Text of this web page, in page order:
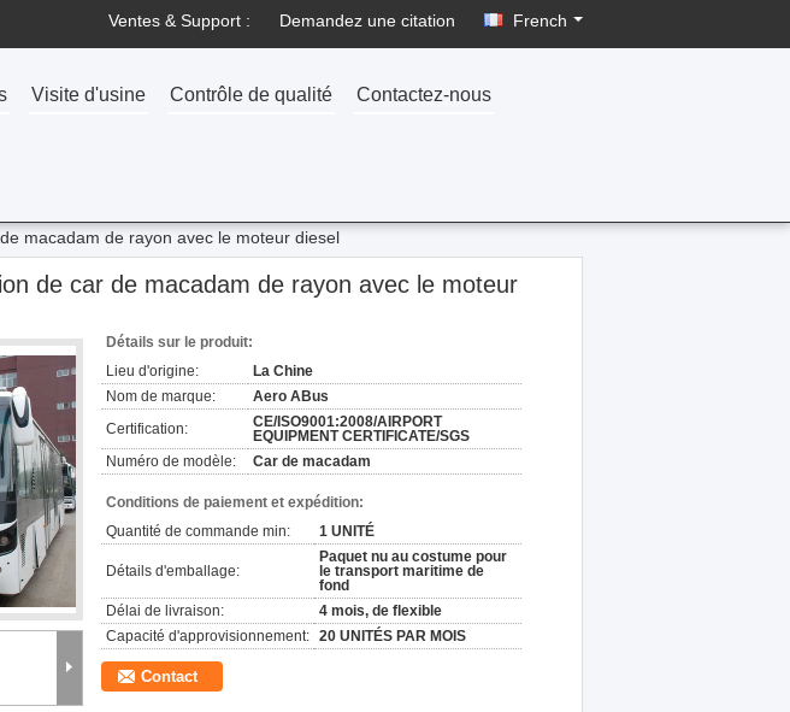
Ventes & Support : Demandez une citation French
Visite d'usine Contrôle de qualité Contactez-nous
macadam de rayon avec le moteur diesel
de car de macadam de rayon avec le moteur
Détails sur le produit:
Lieu d'origine:
La Chine
Nom de marque:
Aero ABus
Certification:
CE/ISO9001:2008/AIRPORT
EQUIPMENT CERTIFICATE/SGS
Numéro de modèle:
Car de macadam
Conditions de paiement et expédition:
Quantité de commande min:
1 UNITÉ
Détails d'emballage:
Paquet nu au costume pour
le transport maritime de
fond
Délai de livraison:
4 mois, de flexible
Capacité d'approvisionnement: 20 UNITÉS PAR MOIS
Contact